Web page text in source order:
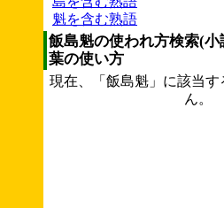
魁を含む熟語
飯島魁の使われ方検索(
葉の使い方
現在、「飯島魁」に該当
ん。